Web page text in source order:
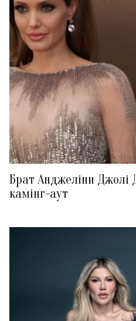
Брат Анджеліни Джолі
камінг-аут